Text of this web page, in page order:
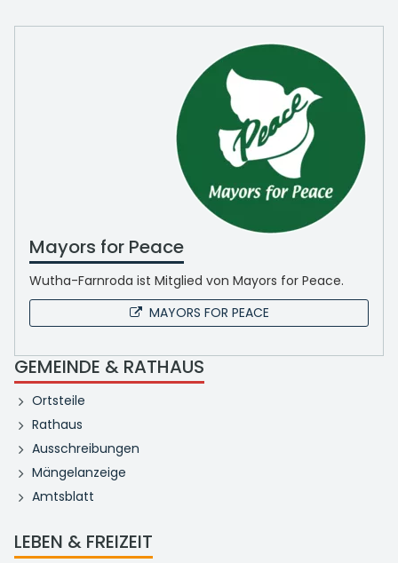
Mayors for Peace
Wutha-Farnroda ist Mitglied von Mayors for Peace.
MAYORS FOR PEACE
GEMEINDE & RATHAUS
Ortsteile
Rathaus
Ausschreibungen
Mängelanzeige
Amtsblatt
LEBEN & FREIZEIT